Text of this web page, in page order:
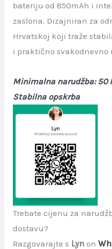
bateriju od 850mAh i
zaslona. Dizajniran za
Hrvatskoj koji traže
i praktično svakodnevno
Minimalna narudžba: 50
Stabilna opskrba
Trebate cijenu za
dostavu?
Razgovarajte s Lyn on